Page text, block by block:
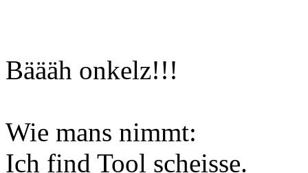
Bäääh onkelz!!!
Wie mans nimmt:
Ich find Tool scheisse.